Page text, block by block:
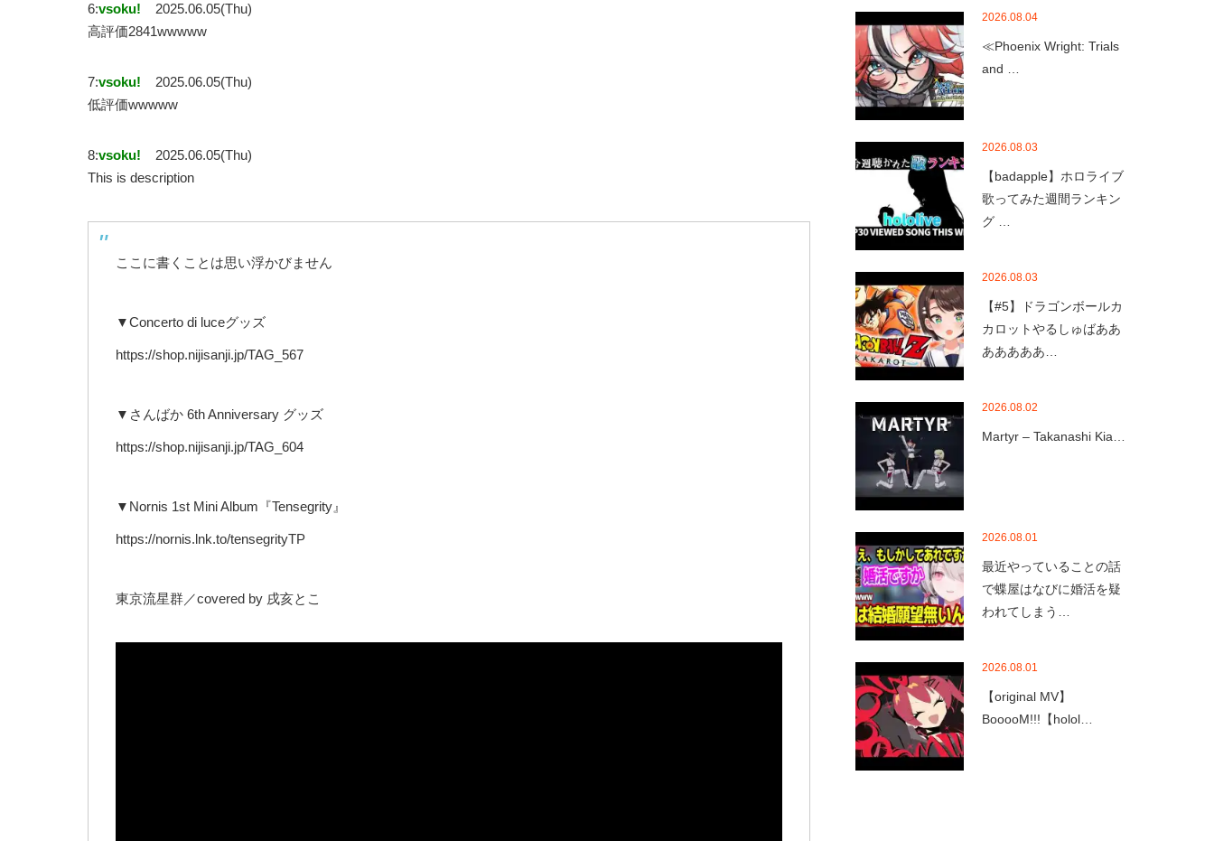
6:vsoku!
2025.06.05(Thu)
高評価2841wwwww
7:vsoku!
2025.06.05(Thu)
低評価wwwww
8:vsoku!
2025.06.05(Thu)
This is description
ここに書くことは思い浮かびません
▼Concerto di luceグッズ
https://shop.nijisanji.jp/TAG_567
▼さんばか 6th Anniversary グッズ
https://shop.nijisanji.jp/TAG_604
▼Nornis 1st Mini Album『Tensegrity』
https://nornis.lnk.to/tensegrityTP
東京流星群／covered by 戌亥とこ
2026.08.04
≪Phoenix Wright: Trials
and …
2026.08.03
【badapple】ホロライブ
歌ってみた週間ランキン
グ …
2026.08.03
【#5】ドラゴンボールカ
カロットやるしゅばああ
あああああ…
2026.08.02
Martyr – Takanashi Kia…
2026.08.01
最近やっていることの話
で蝶屋はなびに婚活を疑
われてしまう…
2026.08.01
【original MV】
BooooM!!!【holol…